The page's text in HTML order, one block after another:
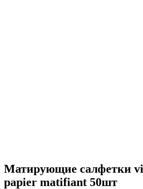
Матирующие салфетки
papier matifiant 50шт